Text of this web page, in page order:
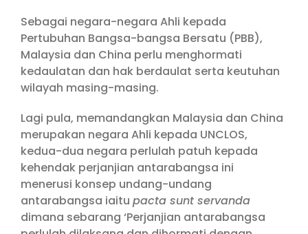
Sebagai negara-negara Ahli kepada
Pertubuhan Bangsa-bangsa Bersatu (PBB),
Malaysia dan China perlu menghormati
kedaulatan dan hak berdaulat serta keutuhan
wilayah masing-masing.
Lagi pula, memandangkan Malaysia dan China
merupakan negara Ahli kepada UNCLOS,
kedua-dua negara perlulah patuh kepada
kehendak perjanjian antarabangsa ini
menerusi konsep undang-undang
antarabangsa iaitu pacta sunt servanda
dimana sebarang ‘Perjanjian antarabangsa